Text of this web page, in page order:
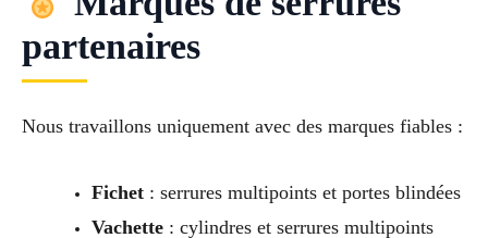
partenaires
Nous travaillons uniquement avec des marques fiables :
Fichet: serrures multipoints et portes blindées
Vachette: cylindres et serrures multipoints